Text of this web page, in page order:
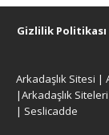
Gizlilik Politikası
Arkadaşlık Sitesi |
|Arkadaşlık Siteleri
| Seslicadde